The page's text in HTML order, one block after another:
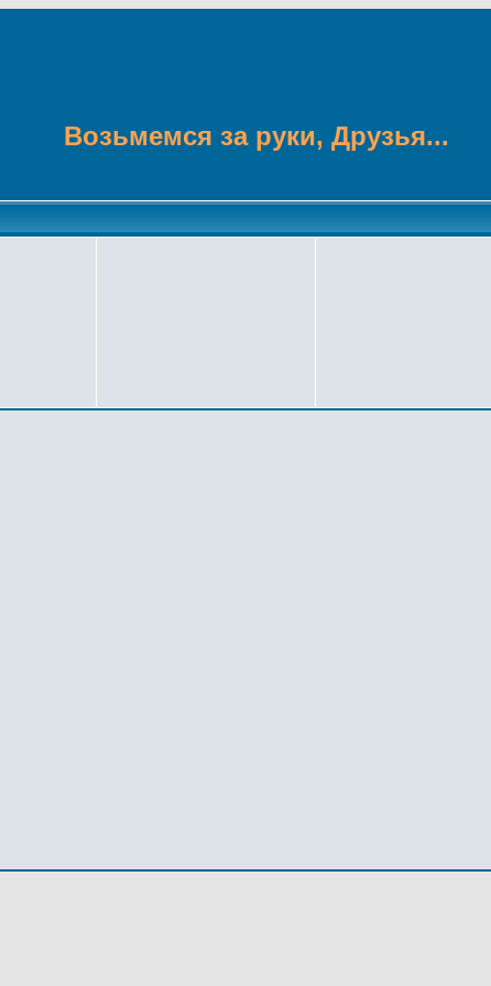
Возьмемся за руки, Друзья...